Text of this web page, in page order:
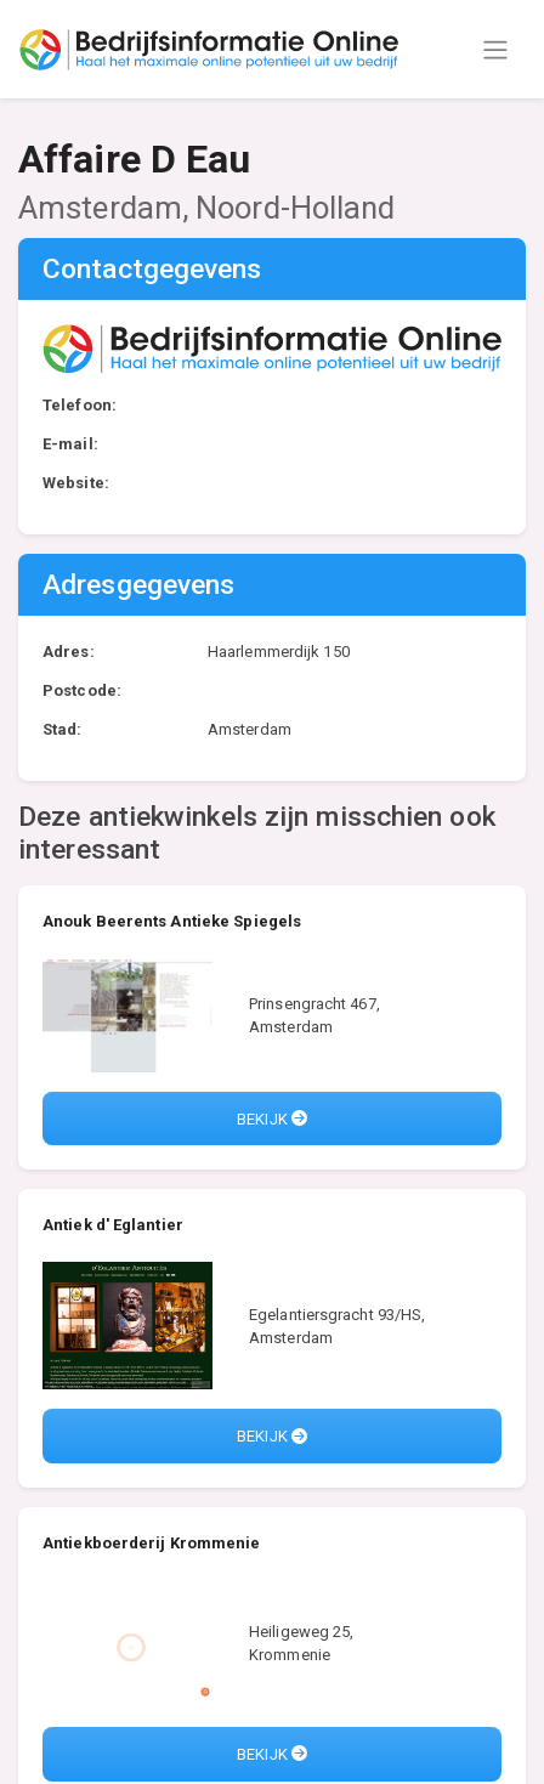
Affaire D Eau
Amsterdam, Noord-Holland
Contactgegevens
Telefoon:
E-mail:
Website:
Adresgegevens
Adres: Haarlemmerdijk 150
Postcode:
Stad: Amsterdam
Deze antiekwinkels zijn misschien ook
interessant
Anouk Beerents Antieke Spiegels
Prinsengracht 467,
Amsterdam
BEKIJK
Antiek d' Eglantier
Egelantiersgracht 93/HS,
Amsterdam
BEKIJK
Antiekboerderij Krommenie
Heiligeweg 25,
Krommenie
BEKIJK